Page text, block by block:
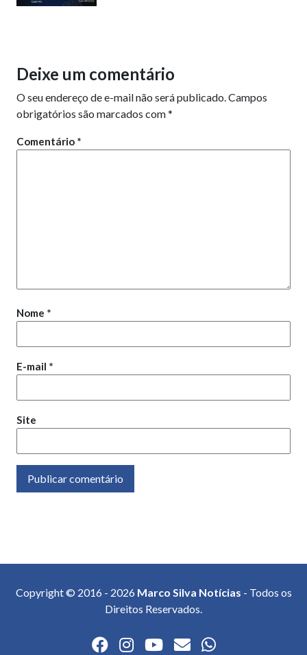
Deixe um comentário
O seu endereço de e-mail não será publicado. Campos
obrigatórios são marcados com*
Comentário *
Nome *
E-mail *
Site
Copyright © 2016 - 2026 Marco Silva Notícias - Todos os
Direitos Reservados.